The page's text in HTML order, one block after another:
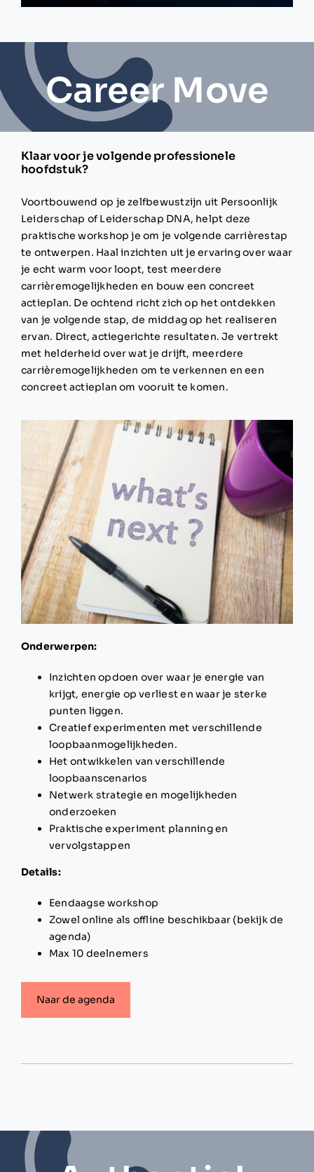
Career Move
Klaar voor je volgende professionele
hoofdstuk?
Voortbouwend op je zelfbewustzijn uit Persoonlijk
Leiderschap of Leiderschap DNA, helpt deze
praktische workshop je om je volgende carrièrestap
te ontwerpen. Haal inzichten uit je ervaring over waar
je echt warm voor loopt, test meerdere
carrièremogelijkheden en bouw een concreet
actieplan. De ochtend richt zich op het ontdekken
van je volgende stap, de middag op het realiseren
ervan. Direct, actiegerichte resultaten. Je vertrekt
met helderheid over wat je drijft, meerdere
carrièremogelijkheden om te verkennen en een
concreet actieplan om vooruit te komen.
Onderwerpen:
Inzichten opdoen over waar je energie van
krijgt, energie op verliest en waar je sterke
punten liggen.
Creatief experimenten met verschillende
loopbaanmogelijkheden.
Het ontwikkelen van verschillende
loopbaanscenarios
Netwerk strategie en mogelijkheden
onderzoeken
Praktische experiment planning en
vervolgstappen
Details:
Eendaagse workshop
Zowel online als offline beschikbaar (bekijk de
agenda)
Max 10 deelnemers
Naar de agenda